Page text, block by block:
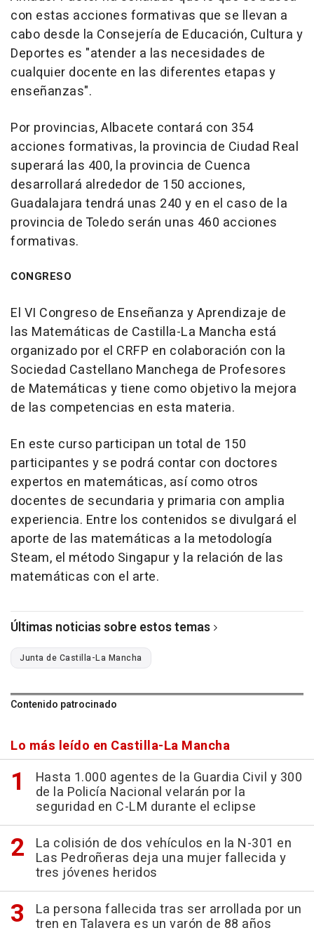
con estas acciones formativas que se llevan a
cabo desde la Consejería de Educación, Cultura y
Deportes es "atender a las necesidades de
cualquier docente en las diferentes etapas y
enseñanzas".
Por provincias, Albacete contará con 354
acciones formativas, la provincia de Ciudad Real
superará las 400, la provincia de Cuenca
desarrollará alrededor de 150 acciones,
Guadalajara tendrá unas 240 y en el caso de la
provincia de Toledo serán unas 460 acciones
formativas.
CONGRESO
El VI Congreso de Enseñanza y Aprendizaje de
las Matemáticas de Castilla-La Mancha está
organizado por el CRFP en colaboración con la
Sociedad Castellano Manchega de Profesores
de Matemáticas y tiene como objetivo la mejora
de las competencias en esta materia.
En este curso participan un total de 150
participantes y se podrá contar con doctores
expertos en matemáticas, así como otros
docentes de secundaria y primaria con amplia
experiencia. Entre los contenidos se divulgará el
aporte de las matemáticas a la metodología
Steam, el método Singapur y la relación de las
matemáticas con el arte.
Últimas noticias sobre estos temas
Junta de Castilla-La Mancha
Contenido patrocinado
Lo más leído en Castilla-La Mancha
Hasta 1.000 agentes de la Guardia Civil y 300
de la Policía Nacional velarán por la
seguridad en C-LM durante el eclipse
La colisión de dos vehículos en la N-301 en
Las Pedroñeras deja una mujer fallecida y
tres jóvenes heridos
La persona fallecida tras ser arrollada por un
tren en Talavera es un varón de 88 años